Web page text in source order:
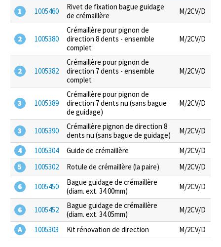
1
1005460
Rivet de fixation bague guidage
de crémaillère
M/2CV/D
2 1005380
Crémaillère pour pignon de
direction 8 dents - ensemble
complet
M/2CV/D
2 1005382
Crémaillère pour pignon de
direction 7 dents - ensemble
complet
M/2CV/D
3 1005389
Crémaillère pour pignon de
direction 7 dents nu (sans bague
de guidage)
M/2CV/D
3 1005390
Crémaillère pignon de direction 8
dents nu (sans bague de guidage)
M/2CV/D
4 1005304 Guide de crémaillère
M/2CV/D
5
1005302 Rotule de crémaillère (la paire) M/2CV/D
6 1005450
Bague guidage de crémaillère
(diam. ext. 34.00mm)
M/2CV/D
6 1005452
Bague guidage de crémaillère
(diam. ext. 34.05mm)
M/2CV/D
A 1005303 Kit rénovation de direction M/2CV/D